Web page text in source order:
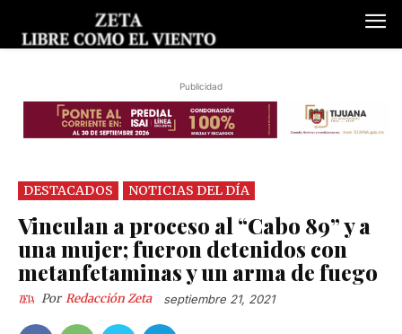
Publicidad
DESTACADOS NOTICIAS DEL DÍA
Vinculan a proceso al “Cabo 89” y a
una mujer; fueron detenidos con
metanfetaminas y un arma de fuego
Por Redacción Zeta septiembre 21, 2021